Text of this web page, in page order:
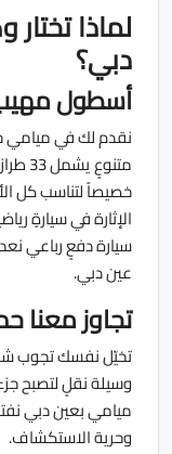
لماذا
دبي؟
أسطول
نقدم لك في
خصيصاً لتناسب كل
الإثارة في سيارةٍ
سيارة دفعٍ رباعي
عين دبي.
تجاوز معنا
تخيّل نفسك تجوب
وسيلة نقلٍ لتصبح
ميامي بعين دبي
وحرية الاستكشاف.